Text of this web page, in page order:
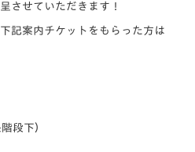
させていただきます！
記案内チケットをもらった方は
段下）